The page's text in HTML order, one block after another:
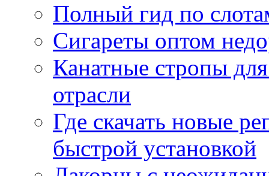
Полный гид по
Сигареты оптом
Канатные стропы
отрасли
Где скачать новые
быстрой установкой